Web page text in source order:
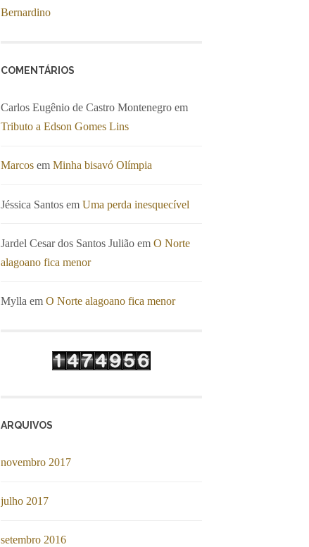
Bernardino
COMENTÁRIOS
Carlos Eugênio de Castro Montenegro em
Tributo a Edson Gomes Lins
Marcos em Minha bisavó Olímpia
Jéssica Santos em Uma perda inesquecível
Jardel Cesar dos Santos Julião em O Norte
alagoano fica menor
Mylla em O Norte alagoano fica menor
ARQUIVOS
novembro 2017
julho 2017
setembro 2016